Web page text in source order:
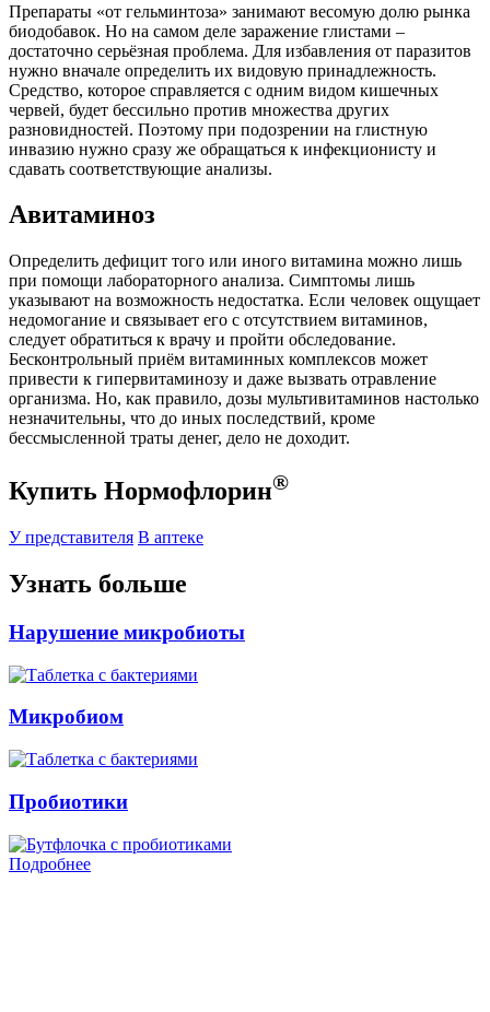
Препараты «от гельминтоза» занимают весомую долю рынка
биодобавок. Но на самом деле заражение глистами –
достаточно серьёзная проблема. Для избавления от паразитов
нужно вначале определить их видовую принадлежность.
Средство, которое справляется с одним видом кишечных
червей, будет бессильно против множества других
разновидностей. Поэтому при подозрении на глистную
инвазию нужно сразу же обращаться к инфекционисту и
сдавать соответствующие анализы.
Авитаминоз
Определить дефицит того или иного витамина можно лишь
при помощи лабораторного анализа. Симптомы лишь
указывают на возможность недостатка. Если человек ощущает
недомогание и связывает его с отсутствием витаминов,
следует обратиться к врачу и пройти обследование.
Бесконтрольный приём витаминных комплексов может
привести к гипервитаминозу и даже вызвать отравление
организма. Но, как правило, дозы мультивитаминов настолько
незначительны, что до иных последствий, кроме
бессмысленной траты денег, дело не доходит.
Купить Нормофлорин®
У представителя В аптеке
Узнать больше
Нарушение микробиоты
Микробиом
Пробиотики
Подробнее